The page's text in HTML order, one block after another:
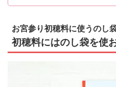
お宮参り初穂料に使うのし
初穂料にはのし袋を使